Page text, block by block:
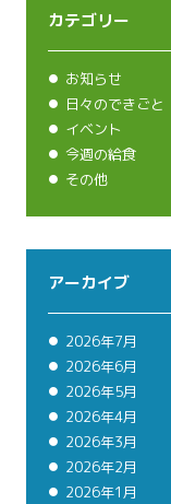
カテゴリー
お知らせ
日々のできごと
イベント
今週の給食
その他
アーカイブ
2026年7月
2026年6月
2026年5月
2026年4月
2026年3月
2026年2月
2026年1月